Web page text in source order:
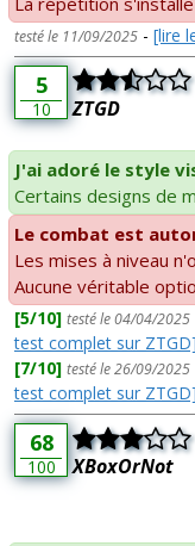
testé le 11/09/2025 - [lire
5
10 ZTGD
J'ai adoré le style
Certains designs de
Le combat est
Les mises à niveau
Aucune véritable
[5/10] testé le 04/04/2025
test complet sur ZTGD]
[7/10] testé le 26/09/2025
test complet sur ZTGD]
68
100 XBoxOrNot